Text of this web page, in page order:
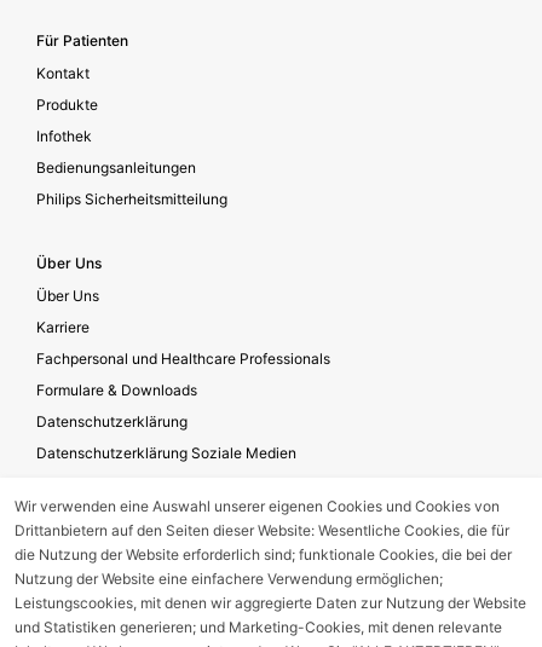
Für Patienten
Kontakt
Produkte
Infothek
Bedienungsanleitungen
Philips Sicherheitsmitteilung
Über Uns
Über Uns
Karriere
Fachpersonal und Healthcare Professionals
Formulare & Downloads
Datenschutzerklärung
Datenschutzerklärung Soziale Medien
Impressum
Unternehmensverantwortung
Gerätestörung melden
Wir verwenden eine Auswahl unserer eigenen Cookies und Cookies von
Drittanbietern auf den Seiten dieser Website: Wesentliche Cookies, die für
die Nutzung der Website erforderlich sind; funktionale Cookies, die bei der
Nutzung der Website eine einfachere Verwendung ermöglichen;
Leistungscookies, mit denen wir aggregierte Daten zur Nutzung der Website
und Statistiken generieren; und Marketing-Cookies, mit denen relevante